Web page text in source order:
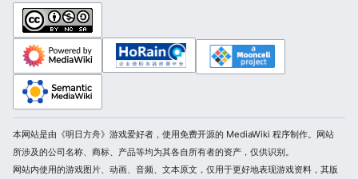
本网站是由《明日方舟》游戏爱好者，使用免费开源的 MediaWiki 程序制作。网站
所涉及的公司名称、商标、产品等均为其各自所有者的资产，仅供识别。
网站内使用的游戏图片、动画、音频、文本原文，仅用于更好地表现游戏资料，其版